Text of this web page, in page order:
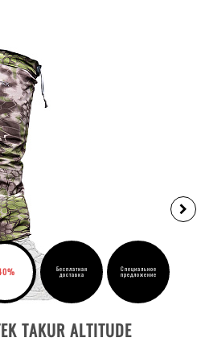
Бесплатная
доставка
Специальное
предложение
TAKUR ALTITUDE